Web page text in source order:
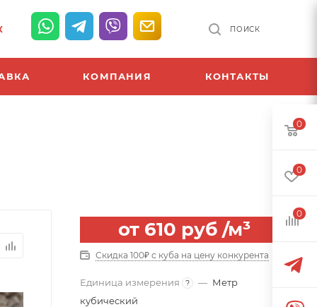
ПОИСК
КОМПАНИЯ КОНТАКТЫ
от 610 руб /м³
Скидка 100₽ с куба на цену конкурента
Единица измерения ? — Метр
кубический
0
0
0